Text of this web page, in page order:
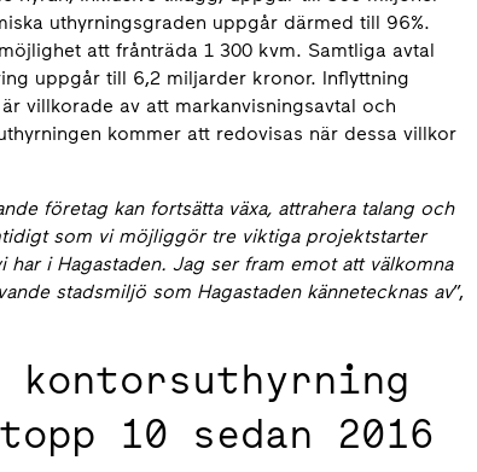
uthyrningsgraden uppgår därmed till 96%.
att frånträda 1 300 kvm. Samtliga avtal
uppgår till 6,2 miljarder kronor. Inflyttning
villkorade av att markanvisningsavtal och
kommer att redovisas när dessa villkor
företag kan fortsätta växa, attrahera talang och
som vi möjliggör tre viktiga projektstarter
i Hagastaden. Jag ser fram emot att välkomna
stadsmiljö som Hagastaden kännetecknas av”,
kontorsuthyrning
10 sedan 2016